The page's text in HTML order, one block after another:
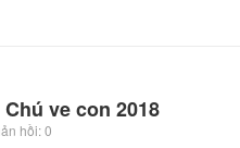
ve con 2018
hồi: 0